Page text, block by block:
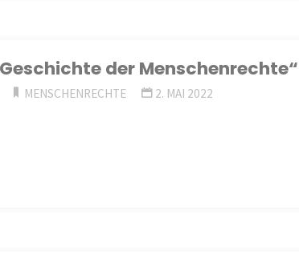
der Menschenrechte“
MENSCHENRECHTE 2. MAI 2022